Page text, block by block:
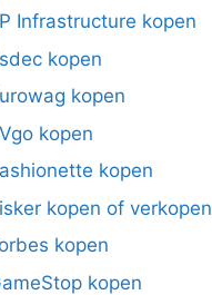
Infrastructure kopen
kopen
kopen
kopen
kopen
kopen of verkopen
kopen
kopen